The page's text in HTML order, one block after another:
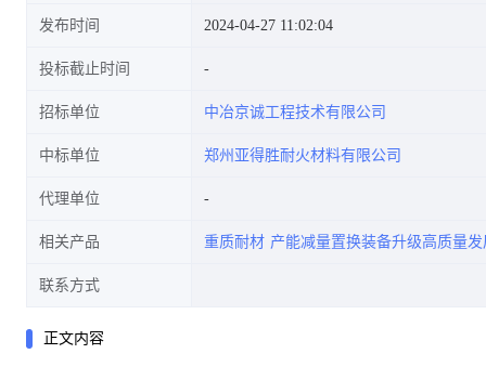
发布时间 2024-04-27 11:02:04
投标截止时间
招标单位 中冶京诚工程技术有限公司
中标单位 郑州亚得胜耐火材料有限公司
代理单位
相关产品 重质耐材 产能减量置换装备升级高质量
联系方式
正文内容